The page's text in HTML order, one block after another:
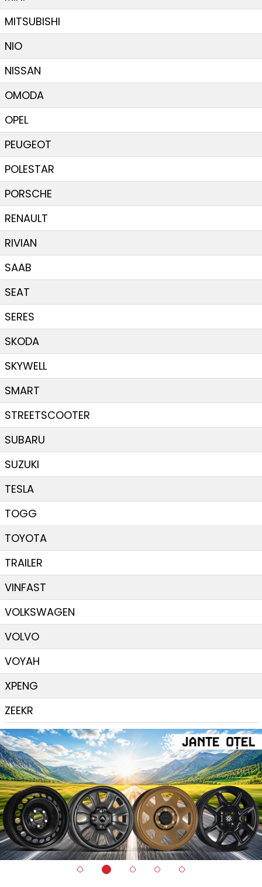
MITSUBISHI
NIO
NISSAN
OMODA
OPEL
PEUGEOT
POLESTAR
PORSCHE
RENAULT
RIVIAN
SAAB
SEAT
SERES
SKODA
SKYWELL
SMART
STREETSCOOTER
SUBARU
SUZUKI
TESLA
TOGG
TOYOTA
TRAILER
VINFAST
VOLKSWAGEN
VOLVO
VOYAH
XPENG
ZEEKR